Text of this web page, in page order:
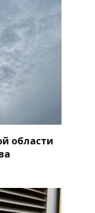
области